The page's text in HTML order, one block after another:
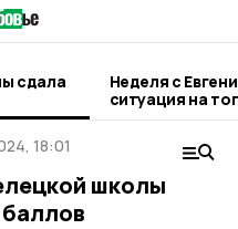
сдала
Неделя с
ситуация на
городе и
18:01
школы